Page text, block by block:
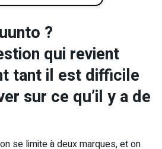
?
qui revient
tant il est difficile
sur ce qu’il y a de
se limite à deux marques, et on